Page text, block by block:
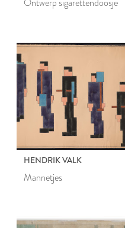
HENDRIK VALK
Mannetjes